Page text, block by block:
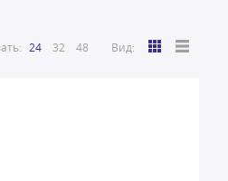
24 32 48 Вид: